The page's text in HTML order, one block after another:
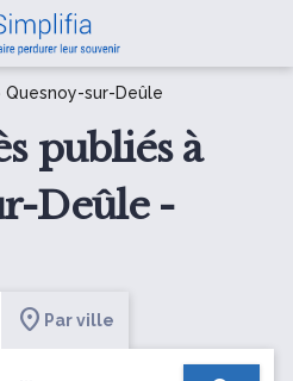
Quesnoy-sur-Deûle
publiés à
Deûle -
Par ville